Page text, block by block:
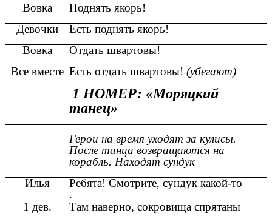
Вовка
Поднять якорь!
Девочки
Есть поднять якорь!
Вовка
Отдать швартовы!
Все вместе Есть отдать швартовы! (убегают)
1 НОМЕР: «Моряцкий
танец»
Герои на время уходят за кулисы.
После танца возвращаются на
корабль. Находят сундук
Илья
Ребята! Смотрите, сундук какой-то
.
1 дев.
Там наверно, сокровища спрятаны